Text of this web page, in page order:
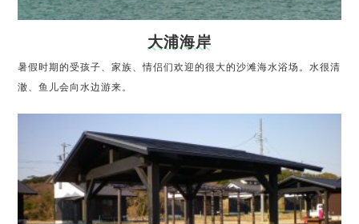
大浦海岸
暑假时期的受孩子、家族、情侣们欢迎的很大的沙滩海水浴场。水很清
澈、鱼儿会向水边游来。